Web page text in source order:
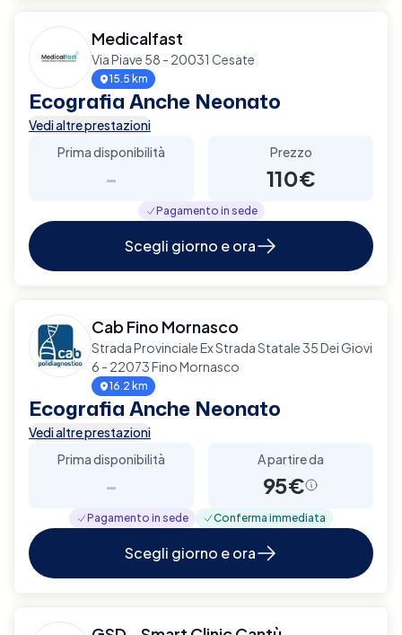
Medicalfast
Via Piave 58 - 20031 Cesate
15.5 km
Ecografia Anche Neonato
Vedi altre prestazioni
Prima disponibilità
-
Prezzo
110€
Pagamento in sede
Scegli giorno e ora
Cab Fino Mornasco
Strada Provinciale Ex Strada Statale 35 Dei Giovi
6 - 22073 Fino Mornasco
16.2 km
Ecografia Anche Neonato
Vedi altre prestazioni
Prima disponibilità
-
A partire da
95€
Pagamento in sede Conferma immediata
Scegli giorno e ora